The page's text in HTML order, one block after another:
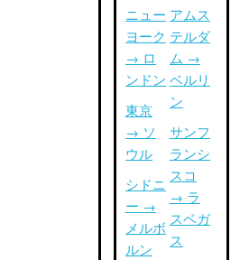
ニュー
ヨーク
→ ロ
ンドン
東京
→ ソ
ウル
シドニ
ー →
メルボ
ルン
アムス
テルダ
ム →
ベルリ
ン
サンフ
ランシ
スコ
→ ラ
スベガ
ス